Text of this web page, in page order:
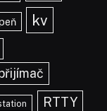
kv
RTTY